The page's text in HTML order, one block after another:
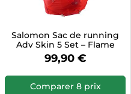
Salomon Sac de running
Adv Skin 5 Set – Flame
Scarlet / Haute Red – Taille
S
99,90 €
Comparer 8 prix